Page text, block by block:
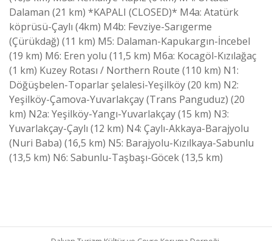
Dalaman (21 km) *KAPALI (CLOSED)* M4a: Atatürk
köprüsü-Çaylı (4km) M4b: Fevziye-Sarıgerme
(Çürükdağ) (11 km) M5: Dalaman-Kapukargın-İncebel
(19 km) M6: Eren yolu (11,5 km) M6a: Kocagöl-Kızılağaç
(1 km) Kuzey Rotası / Northern Route (110 km) N1:
Döğüşbelen-Toparlar şelalesi-Yeşilköy (20 km) N2:
Yeşilköy-Çamova-Yuvarlakçay (Trans Panguduz) (20
km) N2a: Yeşilköy-Yangı-Yuvarlakçay (15 km) N3:
Yuvarlakçay-Çaylı (12 km) N4: Çaylı-Akkaya-Barajyolu
(Nuri Baba) (16,5 km) N5: Barajyolu-Kızılkaya-Sabunlu
(13,5 km) N6: Sabunlu-Taşbaşı-Göcek (13,5 km)